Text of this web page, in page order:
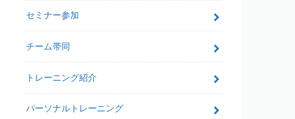
セミナー参加
チーム帯同
トレーニング紹介
パーソナルトレーニング